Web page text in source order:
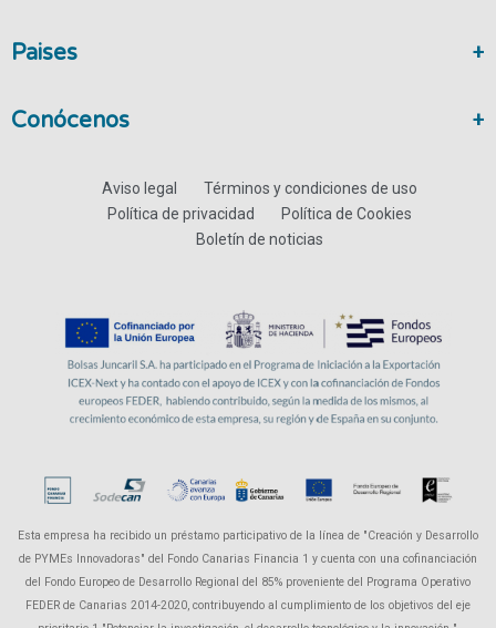
Paises
Conócenos
Aviso legal
Términos y condiciones de uso
Política de privacidad
Política de Cookies
Boletín de noticias
Esta empresa ha recibido un préstamo participativo de la línea de "Creación y Desarrollo
de PYMEs Innovadoras" del Fondo Canarias Financia 1 y cuenta con una cofinanciación
del Fondo Europeo de Desarrollo Regional del 85% proveniente del Programa Operativo
FEDER de Canarias 2014-2020, contribuyendo al cumplimiento de los objetivos del eje